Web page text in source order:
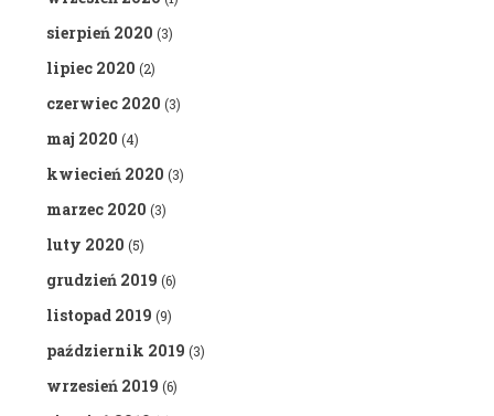
sierpień 2020 (3)
lipiec 2020 (2)
czerwiec 2020 (3)
maj 2020 (4)
kwiecień 2020 (3)
marzec 2020 (3)
luty 2020 (5)
grudzień 2019 (6)
listopad 2019 (9)
październik 2019 (3)
wrzesień 2019 (6)